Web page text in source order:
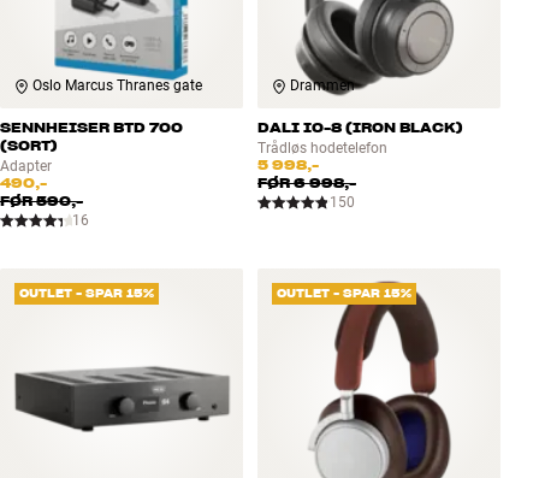
Oslo Marcus Thranes gate
SENNHEISER BTD 700
(SORT)
Adapter
490,-
FØR590,-
16
Drammen
DALI IO-8 (IRON BLACK)
Trådløs hodetelefon
5 998,-
FØR6 998,-
150
OUTLET - SPAR 15% OUTLET - SPAR 15%